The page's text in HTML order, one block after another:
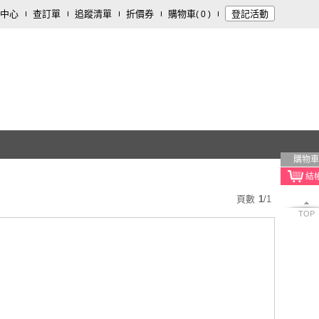
心 查訂單 追蹤清單 折價券 購物車( 0 ) 登記活動
購物車
TOP
頁數 1/1